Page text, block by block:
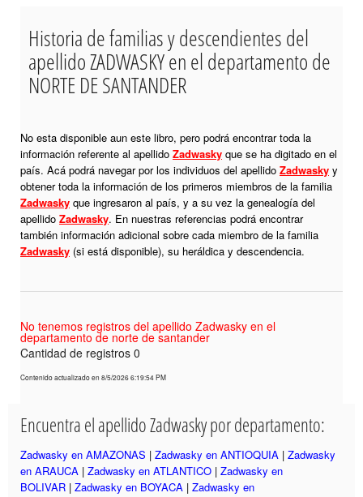
Historia de familias y descendientes del
apellido ZADWASKY en el departamento de
NORTE DE SANTANDER
No esta disponible aun este libro, pero podrá encontrar toda la
información referente al apellido Zadwasky que se ha digitado en el
país. Acá podrá navegar por los individuos del apellido Zadwasky y
obtener toda la información de los primeros miembros de la familia
Zadwasky que ingresaron al país, y a su vez la genealogía del
apellido Zadwasky. En nuestras referencias podrá encontrar
también información adicional sobre cada miembro de la familia
Zadwasky (si está disponible), su heráldica y descendencia.
No tenemos registros del apellido Zadwasky en el
departamento de norte de santander
Cantidad de registros 0
Contenido actualizado en 8/5/2026 6:19:54 PM
Encuentra el apellido Zadwasky por departamento:
Zadwasky en AMAZONAS | Zadwasky en ANTIOQUIA | Zadwasky
en ARAUCA | Zadwasky en ATLANTICO | Zadwasky en
BOLIVAR | Zadwasky en BOYACA | Zadwasky en